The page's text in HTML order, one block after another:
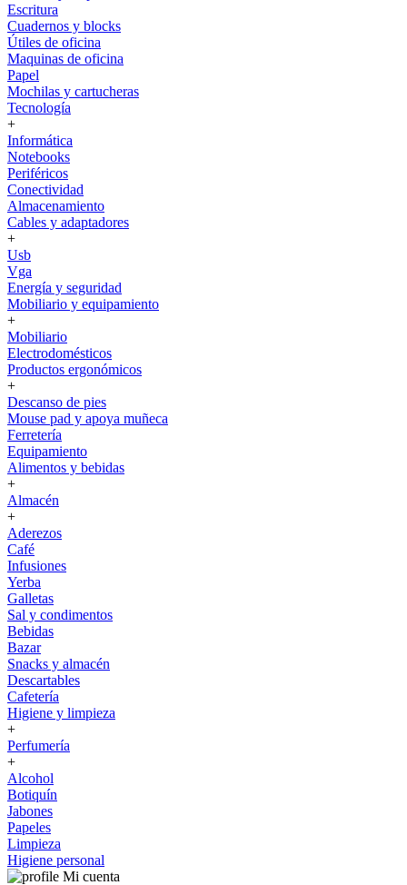
Escritura
Cuadernos y blocks
Útiles de oficina
Maquinas de oficina
Papel
Mochilas y cartucheras
Tecnología
+
Informática
Notebooks
Periféricos
Conectividad
Almacenamiento
Cables y adaptadores
+
Usb
Vga
Energía y seguridad
Mobiliario y equipamiento
+
Mobiliario
Electrodomésticos
Productos ergonómicos
+
Descanso de pies
Mouse pad y apoya muñeca
Ferretería
Equipamiento
Alimentos y bebidas
+
Almacén
+
Aderezos
Café
Infusiones
Yerba
Galletas
Sal y condimentos
Bebidas
Bazar
Snacks y almacén
Descartables
Cafetería
Higiene y limpieza
+
Perfumería
+
Alcohol
Botiquín
Jabones
Papeles
Limpieza
Higiene personal
Mi cuenta